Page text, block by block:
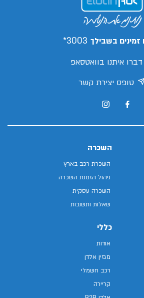
זמינים בשבילך 3003*
דברו איתנו בוואטסאפ
טופס יצירת קשר
השכרה
השכרת רכב בארץ
ניהול הזמנת השכרה
השכרה עסקית
שאלות ותשובות
כללי
אודות
מגזין אלדן
רכב חשמלי
קריירה